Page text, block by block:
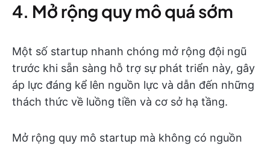
4. Mở rộng quy mô quá sớm
Một số startup nhanh chóng mở rộng đội ngũ
trước khi sẵn sàng hỗ trợ sự phát triển này, gây
áp lực đáng kể lên nguồn lực và dẫn đến những
thách thức về luồng tiền và cơ sở hạ tầng.
Mở rộng quy mô startup mà không có nguồn